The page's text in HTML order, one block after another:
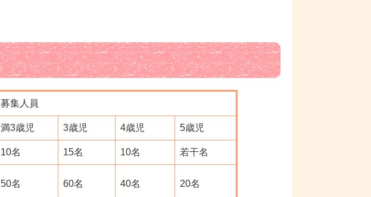
募集人員
満3歳児 3歳児 4歳児 5歳児
10名 15名 10名 若干名
50名 60名 40名 20名